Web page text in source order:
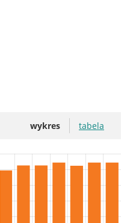
wykres tabela